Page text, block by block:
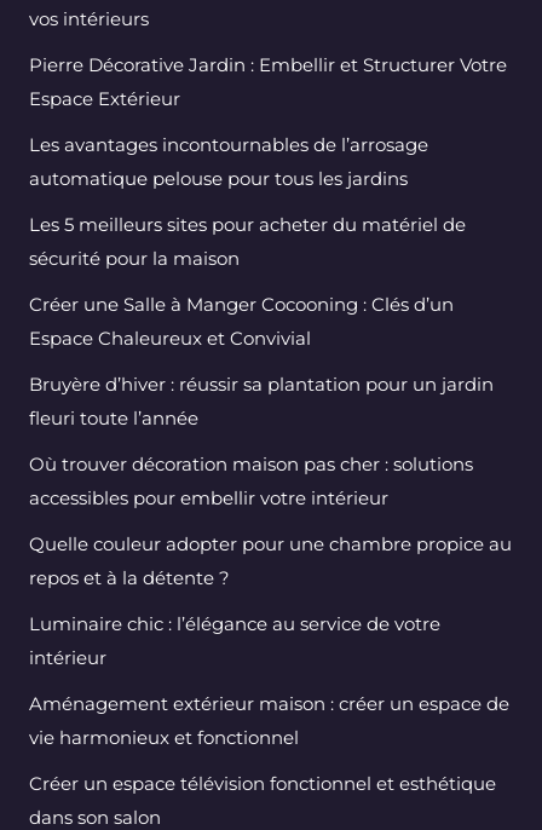
vos intérieurs
Pierre Décorative Jardin : Embellir et Structurer Votre
Espace Extérieur
Les avantages incontournables de l’arrosage
automatique pelouse pour tous les jardins
Les 5 meilleurs sites pour acheter du matériel de
sécurité pour la maison
Créer une Salle à Manger Cocooning : Clés d’un
Espace Chaleureux et Convivial
Bruyère d’hiver : réussir sa plantation pour un jardin
fleuri toute l’année
Où trouver décoration maison pas cher : solutions
accessibles pour embellir votre intérieur
Quelle couleur adopter pour une chambre propice au
repos et à la détente ?
Luminaire chic : l’élégance au service de votre
intérieur
Aménagement extérieur maison : créer un espace de
vie harmonieux et fonctionnel
Créer un espace télévision fonctionnel et esthétique
dans son salon